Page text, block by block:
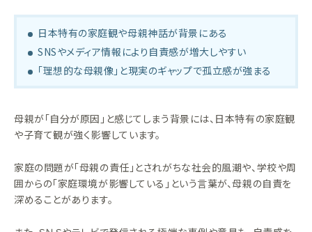
日本特有の家庭観や母親神話が背景にある
SNSやメディア情報により自責感が増大しやすい
「理想的な母親像」と現実のギャップで孤立感が強まる
母親が「自分が原因」と感じてしまう背景には、日本特有の家庭観
や子育て観が強く影響しています。
家庭の問題が「母親の責任」とされがちな社会的風潮や、学校や周
囲からの「家庭環境が影響している」という言葉が、母親の自責を
深めることがあります。